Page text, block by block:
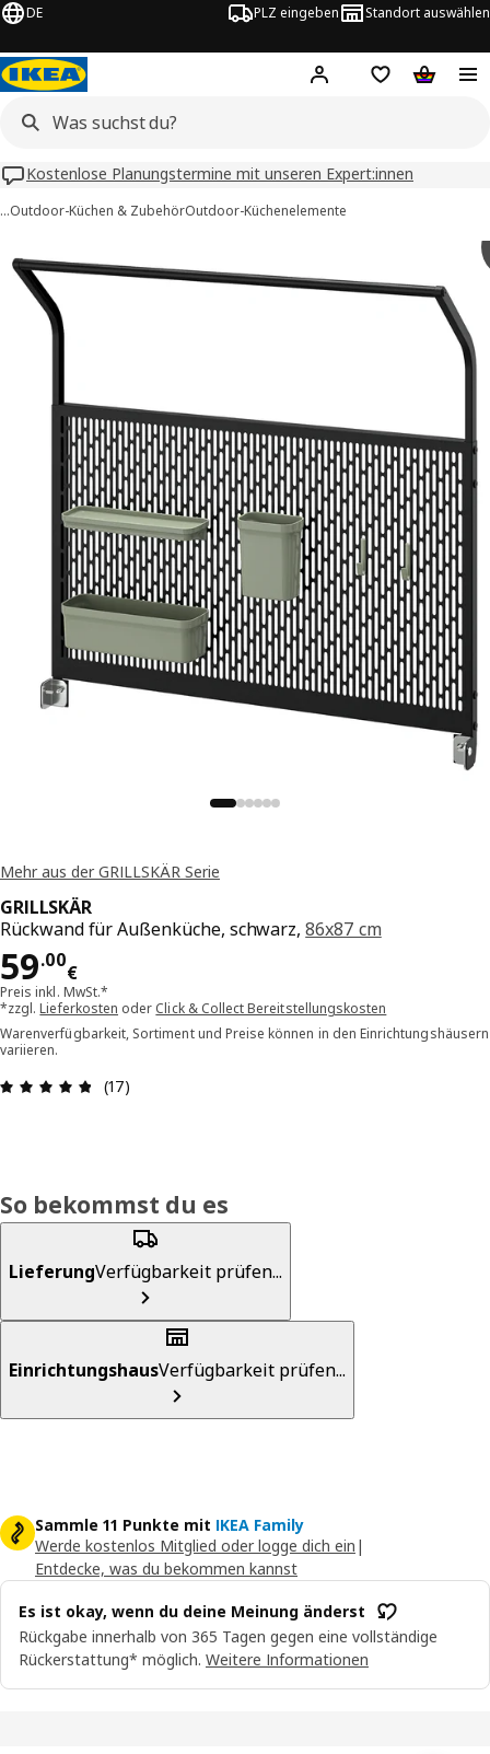
DE PLZ eingeben Standort auswählen
Hej! Hier einloggen
Merkzettel
Kostenlose Planungstermine mit unseren Expert:innen
…Outdoor-Küchen & ZubehörOutdoor-Küchenelemente
-Bilder
Mehr aus der GRILLSKÄR Serie
GRILLSKÄR
Rückwand für Außenküche, schwarz,86x87 cm
59.00
€
Preis 59.00€
Preis inkl. MwSt.*
*zzgl.Lieferkosten oder Click & Collect Bereitstellungskosten
Warenverfügbarkeit, Sortiment und Preise können in den Einrichtungshäusern
variieren.
Bewertung: 4.8 von 5 Sterne Alle Bewertungen:
(17)
So bekommst du es
LieferungVerfügbarkeit prüfen...
EinrichtungshausVerfügbarkeit prüfen...
Sammle 11 Punkte mit IKEA Family
Werde kostenlos Mitglied oder logge dich ein |
Entdecke, was du bekommen kannst
Es ist okay, wenn du deine Meinung änderst
Rückgabe innerhalb von 365 Tagen gegen eine vollständige
Rückerstattung* möglich. Weitere Informationen